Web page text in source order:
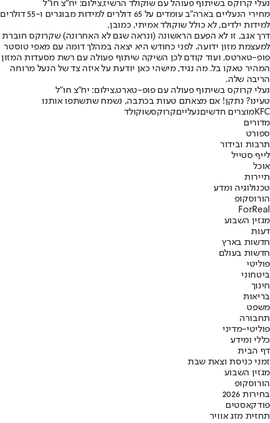
נעלי קרוקס בשיתוף פעוהל עם שוקולד הרשיז,צילום: יח"צ חו"ל
מחירי הנעליים בארה"ב עומדים על 65 דולרים למידות מבוגרים ו-55 דולרים
למידות ילדים, לא כולל שוקולד אמיתי, כמובן.
דרך אגב, זו לא הפעם הראשונה (ונראה שגם לא האחרונה) שקרוקס חוברת
למעצמת מזון ידועה. לפני כחודש היא יצאה במהלך דומה עם מאפי טוסטר
פופ-טארטס, ועוד קודם לכן השיקה שיתוף פעולה עם רשת מסעדות המזון
המהיר טאקו בל. מה נגיד, מישהי כאן יודעת על איזה צד של הנעל מרוחה
הריבה שלה.
נעלי קרוקס בשיתוף פעולה עם פופ-טארט,צילום: יח"צ חו"ל
טעינו? נתקן! אם מצאתם טעות בכתבה, נשמח שתשתפו אותנו
KFCמוצרים חדשיםנעלייםקרוקסשוקולד
מדורים
ספורט
תרבות ובידור
לייף סטייל
אוכל
תיירות
טכנולוגיה ומדע
הורוסקופ
ForReal
מגזין השבוע
דעות
חדשות בארץ
חדשות בעולם
פוליטי
ביטחוני
חינוך
בריאות
משפט
תחבורה
פוליטי-מדיני
כללי ומידע
דף הבית
זמני כניסת וצאת שבת
מגזין השבוע
הורוסקופ
בחירות 2026
פודקאסטים
תחזית מזג אוויר